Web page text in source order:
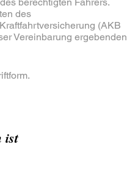
des
(AKB
Vereinbarung ergebenden
ist